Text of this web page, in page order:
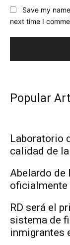
Save my
next time I
Popular
Laboratorio
calidad de
Abelardo de
oficialmente
RD será el
sistema de
inmigrantes